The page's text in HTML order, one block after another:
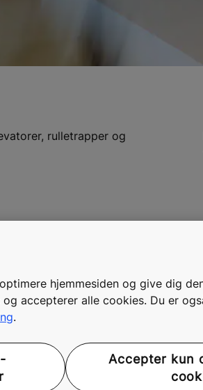
rulletrapper og
op?
lad os guide dig.
hjemmesiden og give dig
accepterer alle cookies. Du er
.
Accepter kun